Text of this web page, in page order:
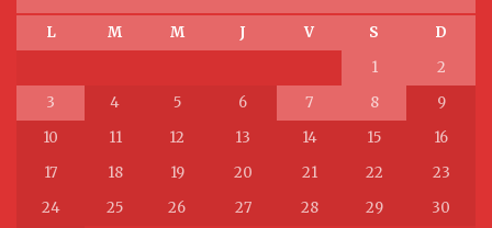
L M M J V S
D
1
2
3
4 5 6 7 8
9
10
11 12 13 14 15
16
17
18 19 20 21 22
23
24
25 26 27 28 29 30